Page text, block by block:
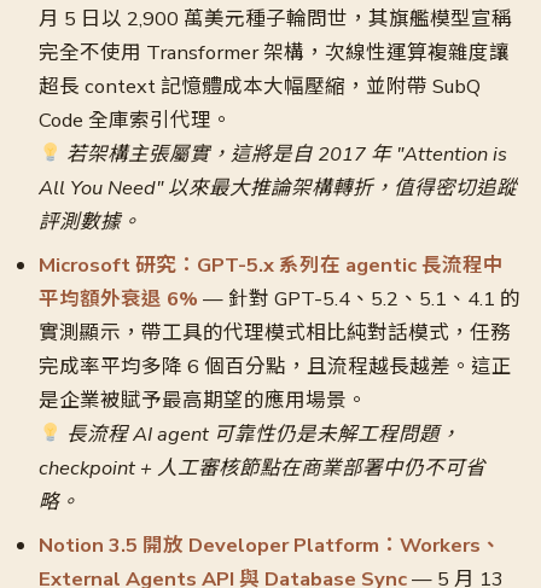
月 5 日以 2,900 萬美元種子輪問世，其旗艦模型宣稱
完全不使用 Transformer 架構，次線性運算複雜度讓
超長 context 記憶體成本大幅壓縮，並附帶 SubQ
Code 全庫索引代理。
若架構主張屬實，這將是自 2017 年 "Attention is
All You Need" 以來最大推論架構轉折，值得密切追蹤
評測數據。
Microsoft 研究：GPT-5.x 系列在 agentic 長流程中
平均額外衰退 6% — 針對 GPT-5.4、5.2、5.1、4.1 的
實測顯示，帶工具的代理模式相比純對話模式，任務
完成率平均多降 6 個百分點，且流程越長越差。這正
是企業被賦予最高期望的應用場景。
長流程 AI agent 可靠性仍是未解工程問題，
checkpoint + 人工審核節點在商業部署中仍不可省
略。
Notion 3.5 開放 Developer Platform：Workers、
External Agents API 與 Database Sync— 5 月 13